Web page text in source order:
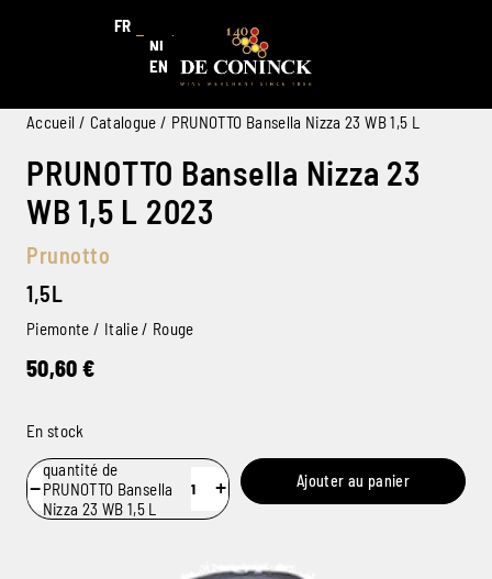
FR
NL
EN
Accueil / Catalogue / PRUNOTTO Bansella Nizza 23 WB 1,5 L
PRUNOTTO Bansella Nizza 23
WB 1,5 L 2023
Prunotto
1,5L
Piemonte / Italie / Rouge
50,60 €
En stock
−
quantité de
PRUNOTTO Bansella
Nizza 23 WB 1,5 L
+ Ajouter au panier